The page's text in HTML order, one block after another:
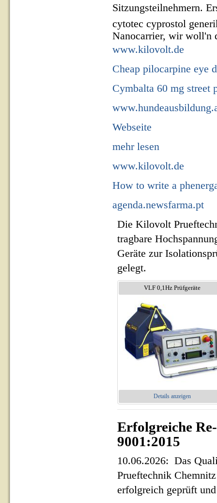
Sitzungsteilnehmern.
cytotec cyprostol
Nanocarrier, wir woll'n
www.kilovolt.de
Cheap pilocarpine eye
Cymbalta 60 mg street
Webseite
mehr lesen
www.kilovolt.de
How to write a
agenda.newsfarma.pt
Die Kilovolt
tragbare
Geräte zur
gelegt.
VLF 0,1Hz Prüfgeräte
Details anzeigen
Erfolgreiche
9001:2015
10.06.2026: Das
Prueftechnik
erfolgreich geprüft